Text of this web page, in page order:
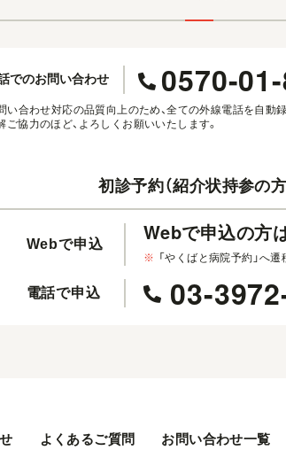
でのお問い合わせ 0570-
い合わせ対応の品質向上のため、全ての外線電話を自動
ご協力のほど、よろしくお願いいたします。
初診予約（紹介状持参の方
Webで申込 Webで申込の方
※ 「やくばと病院予約」へ
電話で申込 03-
よくあるご質問 お問い合わせ一覧